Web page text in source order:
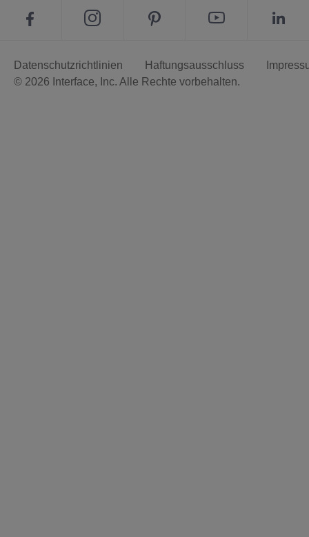
Datenschutzrichtlinien Haftungsausschluss
© 2026 Interface, Inc. Alle Rechte vorbehalten.